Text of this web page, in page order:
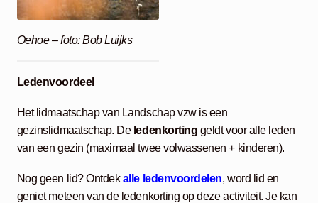
Oehoe – foto: Bob Luijks
Ledenvoordeel
Het lidmaatschap van Landschap vzw is een
gezinslidmaatschap. De ledenkorting geldt voor alle leden
van een gezin (maximaal twee volwassenen + kinderen).
Nog geen lid? Ontdekalle ledenvoordelen, word lid en
geniet meteen van de ledenkorting op deze activiteit. Je kan